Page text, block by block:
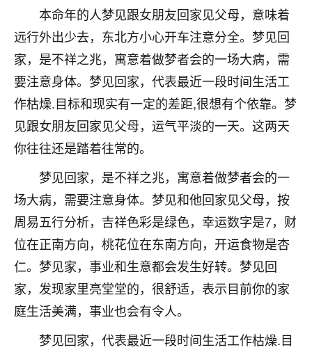
本命年的人梦见跟女朋友回家见父母，意味着
远行外出少去，东北方小心开车注意分全。梦见回
家，是不祥之兆，寓意着做梦者会的一场大病，需
要注意身体。梦见回家，代表最近一段时间生活工
作枯燥.目标和现实有一定的差距,很想有个依靠。梦
见跟女朋友回家见父母，运气平淡的一天。这两天
你往往还是踏着往常的。
梦见回家，是不祥之兆，寓意着做梦者会的一
场大病，需要注意身体。梦见和他回家见父母，按
周易五行分析，吉祥色彩是绿色，幸运数字是7，财
位在正南方向，桃花位在东南方向，开运食物是杏
仁。梦见家，事业和生意都会发生好转。梦见回
家，发现家里亮堂堂的，很舒适，表示目前你的家
庭生活美满，事业也会有令人。
梦见回家，代表最近一段时间生活工作枯燥.目
Jessica李
老师做不做超度法事？我想给我奶奶做超度，她今年
刚去世了。
七零老顽童：我母亲前年离世，刚开始我经常
做梦梦见她，后来也是朋友介绍，找到慧来老
师，安排了超度法事，做梦再也没有梦到过
了，一开始是半信半疑的，图个心安，给亡母
超度，现在看来，人不信也不行。
2天前 来自云南 11
优秀的张同学
老师收徒吗？？我对这些很感兴趣
2天前 来自山西 15